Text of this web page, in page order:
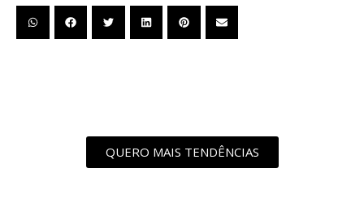
QUERO MAIS TENDÊNCIAS